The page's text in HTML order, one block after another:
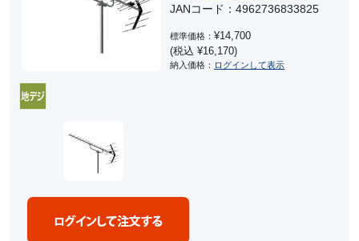
JANコード：4962736833825
標準価格： ¥14,700
(税込 ¥16,170)
納入価格： ログインして表示